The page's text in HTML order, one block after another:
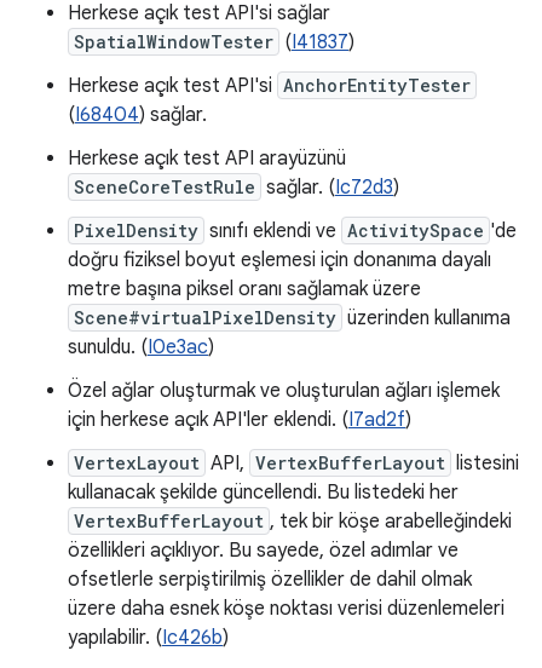
Herkese açık test API'si sağlar
SpatialWindowTester (I41837)
Herkese açık test API'si AnchorEntityTester
(I68404) sağlar.
Herkese açık test API arayüzünü
SceneCoreTestRule sağlar. (Ic72d3)
PixelDensity sınıfı eklendi ve ActivitySpace 'de
doğru fiziksel boyut eşlemesi için donanıma dayalı
metre başına piksel oranı sağlamak üzere
Scene#virtualPixelDensity üzerinden kullanıma
sunuldu. (I0e3ac)
Özel ağlar oluşturmak ve oluşturulan ağları işlemek
için herkese açık API'ler eklendi. (I7ad2f)
VertexLayout API, VertexBufferLayout listesini
kullanacak şekilde güncellendi. Bu listedeki her
VertexBufferLayout , tek bir köşe arabelleğindeki
özellikleri açıklıyor. Bu sayede, özel adımlar ve
ofsetlerle serpiştirilmiş özellikler de dahil olmak
üzere daha esnek köşe noktası verisi düzenlemeleri
yapılabilir. (Ic426b)